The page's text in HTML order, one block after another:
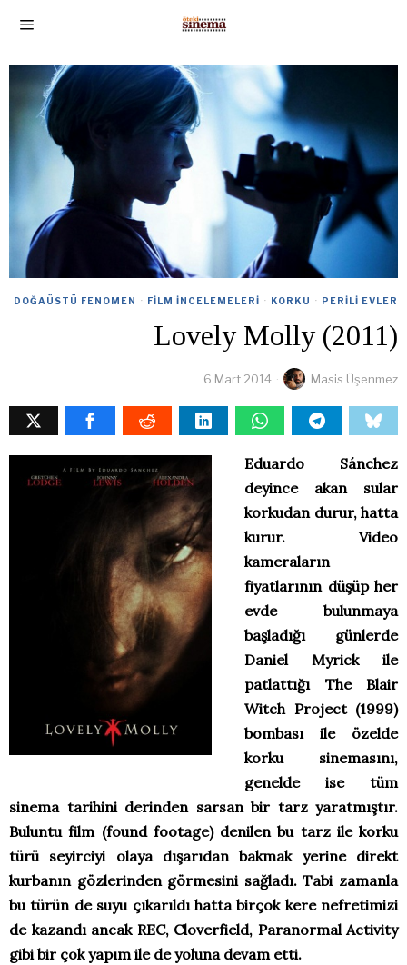
DOĞAÜSTÜ FENOMEN · FILM İNCELEMELERI · KORKU · PERILI EVLER
Lovely Molly (2011)
6 Mart 2014 Masis Üşenmez
Eduardo Sánchez
deyince akan sular
korkudan durur, hatta
kurur. Video
kameraların
fiyatlarının düşüp her
evde bulunmaya
başladığı günlerde
Daniel Myrick ile
patlattığı The Blair
Witch Project (1999)
bombası ile özelde
korku sinemasını,
genelde ise tüm
sinema tarihini derinden sarsan bir tarz yaratmıştır.
Buluntu film (found footage) denilen bu tarz ile korku
türü seyirciyi olaya dışarıdan bakmak yerine direkt
kurbanın gözlerinden görmesini sağladı. Tabi zamanla
bu türün de suyu çıkarıldı hatta birçok kere nefretimizi
de kazandı ancak REC, Cloverfield, Paranormal Activity
gibi bir çok yapım ile de yoluna devam etti.